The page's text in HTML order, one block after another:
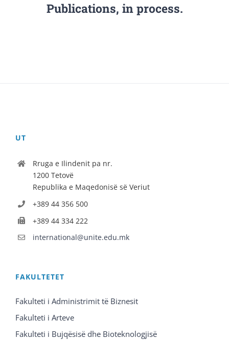
Publications, in process.
UT
Rruga e Ilindenit pa nr.
1200 Tetovë
Republika e Maqedonisë së Veriut
+389 44 356 500
+389 44 334 222
international@unite.edu.mk
FAKULTETET
Fakulteti i Administrimit të Biznesit
Fakulteti i Arteve
Fakulteti i Bujqësisë dhe Bioteknologjisë